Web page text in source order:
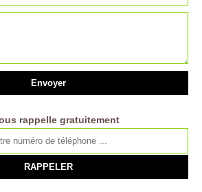
rappelle gratuitement